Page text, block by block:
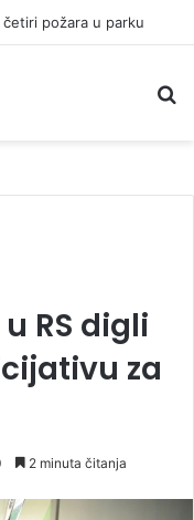
požara u parku
RS digli
za
2 minuta čitanja